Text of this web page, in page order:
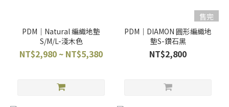
PDM｜Natural 編織地墊
S/M/L-淺木色
NT$2,980 ~ NT$5,380
售完
PDM｜DIAMON 圓形編織地
墊S-鑽石黑
NT$2,800